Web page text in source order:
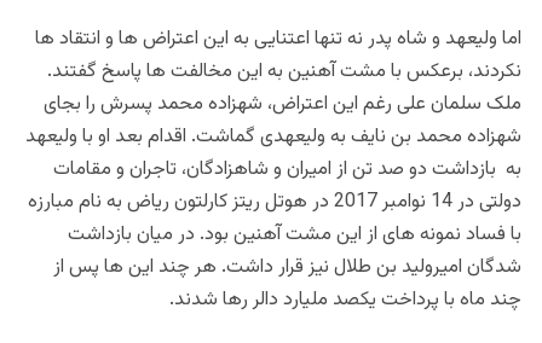
اما ولیعهد و شاه پدر نه تنها اعتنایی به این اعتراض ها و انتقاد ها
نکردند، برعکس با مشت آهنین به این مخالفت ها پاسخ گفتند.
ملک سلمان علی رغم این اعتراض، شهزاده محمد پسرش را بجای
شهزاده محمد بن نایف به ولیعهدی گماشت. اقدام بعد او با ولیعهد
به بازداشت دو صد تن از امیران و شاهزادگان، تاجران و مقامات
دولتی در 14 نوامبر 2017 در هوتل ریتز کارلتون ریاض به نام مبارزه
با فساد نمونه های از این مشت آهنین بود. در میان بازداشت
شدگان امیرولید بن طلال نیز قرار داشت. هر چند این ها پس از
چند ماه با پرداخت یکصد ملیارد دالر رها شدند.